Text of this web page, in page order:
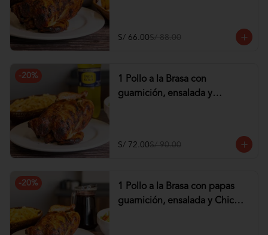
S/ 66.00S/ 88.00
-20%
1 Pollo a la Brasa con
guarnición, ensalada y
S/ 72.00S/ 90.00
-20%
1 Pollo a la Brasa con papas
guarnición, ensalada y Chicha